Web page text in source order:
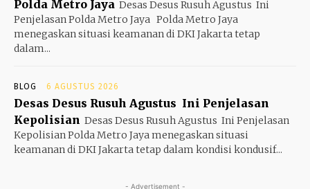
Polda Metro Jaya Desas Desus Rusuh Agustus Ini
Penjelasan Polda Metro Jaya Polda Metro Jaya
menegaskan situasi keamanan di DKI Jakarta tetap
dalam...
BLOG 6 AGUSTUS 2026
Desas Desus Rusuh Agustus Ini Penjelasan
Kepolisian Desas Desus Rusuh Agustus Ini Penjelasan
Kepolisian Polda Metro Jaya menegaskan situasi
keamanan di DKI Jakarta tetap dalam kondisi kondusif...
- Advertisement -